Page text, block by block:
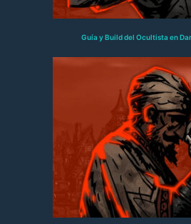
Guía y Build del Ocultista en